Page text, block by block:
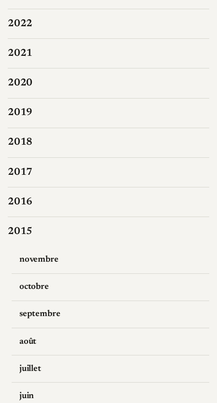
2022
2021
2020
2019
2018
2017
2016
2015
novembre
octobre
septembre
août
juillet
juin